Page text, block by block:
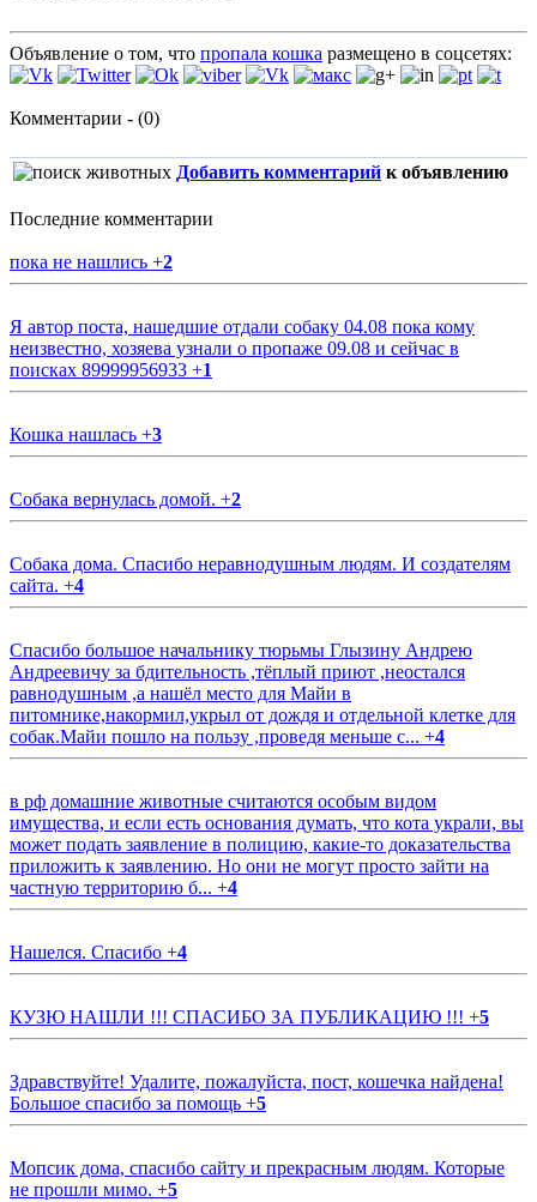
Объявление о том, что пропала кошка размещено в соцсетях:
Комментарии - (0)
Добавить комментарий к объявлению
Последние комментарии
пока не нашлись +2
Я автор поста, нашедшие отдали собаку 04.08 пока кому
неизвестно, хозяева узнали о пропаже 09.08 и сейчас в
поисках 89999956933 +1
Кошка нашлась +3
Собака вернулась домой. +2
Собака дома. Спасибо неравнодушным людям. И создателям
сайта. +4
Спасибо большое начальнику тюрьмы Глызину Андрею
Андреевичу за бдительность ,тёплый приют ,неостался
равнодушным ,а нашёл место для Майи в
питомнике,накормил,укрыл от дождя и отдельной клетке для
собак.Майи пошло на пользу ,проведя меньше с... +4
в рф домашние животные считаются особым видом
имущества, и если есть основания думать, что кота украли, вы
может подать заявление в полицию, какие-то доказательства
приложить к заявлению. Но они не могут просто зайти на
частную территорию б... +4
Нашелся. Спасибо +4
КУЗЮ НАШЛИ !!! СПАСИБО ЗА ПУБЛИКАЦИЮ !!! +5
Здравствуйте! Удалите, пожалуйста, пост, кошечка найдена!
Большое спасибо за помощь +5
Мопсик дома, спасибо сайту и прекрасным людям. Которые
не прошли мимо. +5